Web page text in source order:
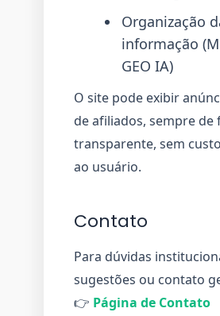
Organização
informação
GEO IA)
O site pode exibir
de afiliados, sempre de
transparente, sem
ao usuário.
Contato
Para dúvidas
sugestões ou contato
👉 Página de Contato